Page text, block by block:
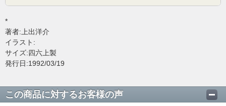
*
著者:上出洋介
イラスト:
サイズ:四六上製
発行日:1992/03/19
この商品に対するお客様の声